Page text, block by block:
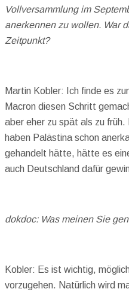
Vollversammlung im
anerkennen zu wollen. War
Zeitpunkt?
Martin Kobler: Ich finde es
Macron diesen Schritt
aber eher zu spät als zu
haben Palästina schon
gehandelt hätte, hätte es
auch Deutschland dafür
dokdoc: Was meinen Sie
Kobler: Es ist wichtig,
vorzugehen. Natürlich wird